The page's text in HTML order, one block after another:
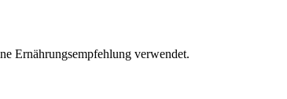
Ernährungsempfehlung verwendet.